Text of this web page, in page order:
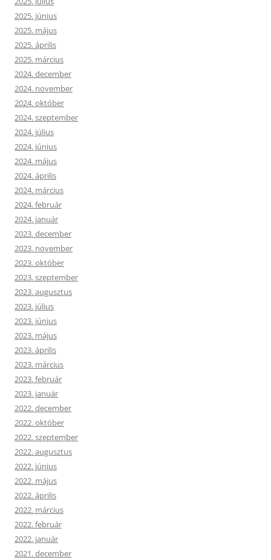
2025. június
2025. május
2025. április
2025. március
2024. december
2024. november
2024. október
2024. szeptember
2024. július
2024. június
2024. május
2024. április
2024. március
2024. február
2024. január
2023. december
2023. november
2023. október
2023. szeptember
2023. augusztus
2023. július
2023. június
2023. május
2023. április
2023. március
2023. február
2023. január
2022. december
2022. október
2022. szeptember
2022. augusztus
2022. június
2022. május
2022. április
2022. március
2022. február
2022. január
2021. december